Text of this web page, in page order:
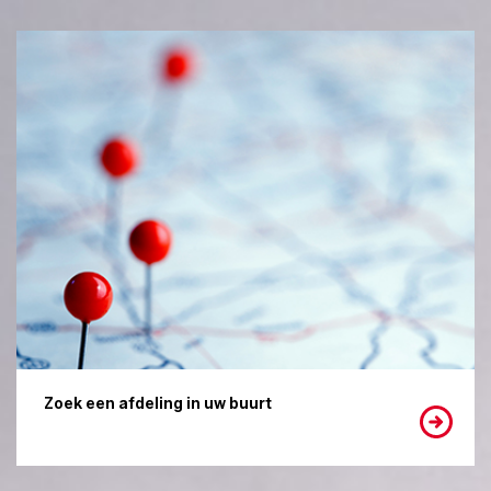
Zoek een afdeling in uw buurt